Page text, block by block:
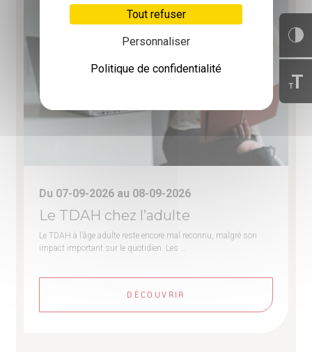
Tout refuser
Personnaliser
Politique de confidentialité
TT
Du 07-09-2026 au 08-09-2026
Le TDAH chez l’adulte
Le TDAH à l’âge adulte reste encore mal reconnu, malgré son
impact important sur le quotidien. Les …
DÉCOUVRIR